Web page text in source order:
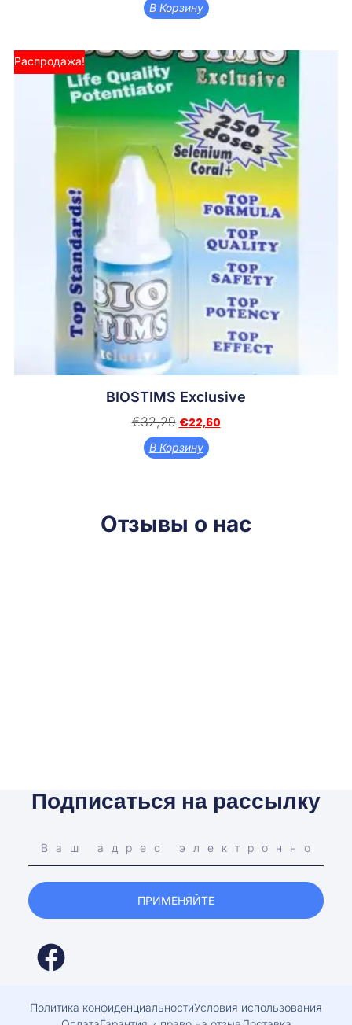
В Корзину
Распродажа!
BIOSTIMS Exclusive
€32,29 €22,60
В Корзину
Отзывы о нас
Спасибо за Biostims Exclusive, с кораллом, мне очень
Подписаться на рассылку
ПРИМЕНЯЙТЕ
Политика конфиденциальностиУсловия использования